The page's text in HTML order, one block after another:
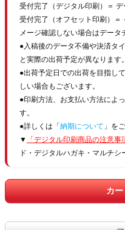
受付完了（デジタル印刷）＝
受付完了（オフセット印刷）
メージ確認しない場合はデータ
●入稿後のデータ不備や決済タ
と実際の出荷予定が異なります
●出荷予定日での出荷を目指し
しい場合もございます。
●印刷方法、お支払い方法によ
す。
●詳しくは「 納期について 」を
▼
「デジタル印刷商品の注意事
ド・デジタルハガキ・マルチシ